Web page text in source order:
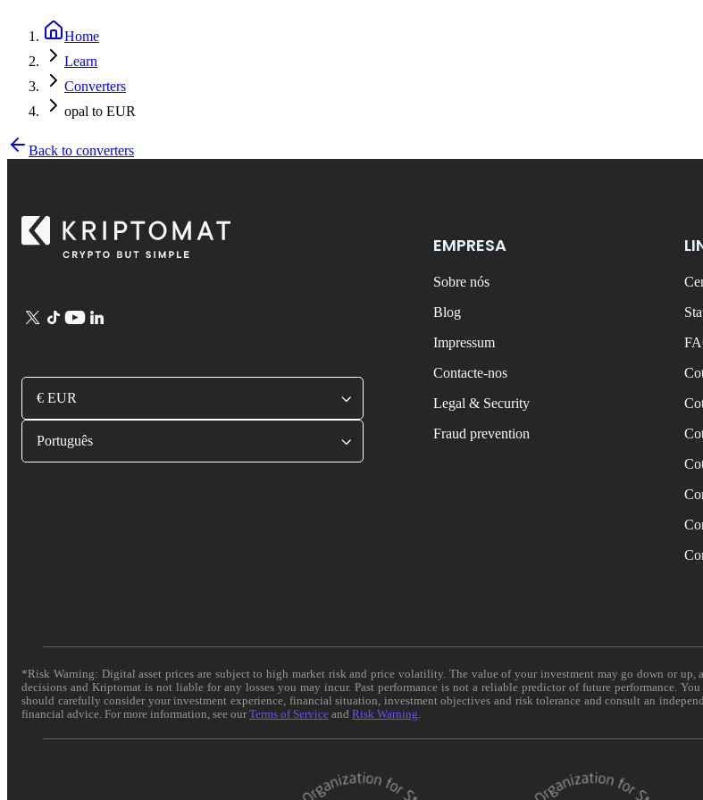
Home
Learn
Converters
opal to EUR
Back to converters
€ EUR
Português
EMPRESA
Sobre nós
Blog
Impressum
Contacte-nos
Legal & Security
Fraud prevention
*Risk Warning: Digital asset prices are subject to high market risk and price volatility. The value of your investment may go down or
decisions and Kriptomat is not liable for any losses you may incur. Past performance is not a reliable predictor of future performance.
should carefully consider your investment experience, financial situation, investment objectives and risk tolerance and consult an
financial advice. For more information, see ourTerms of Service and Risk Warning